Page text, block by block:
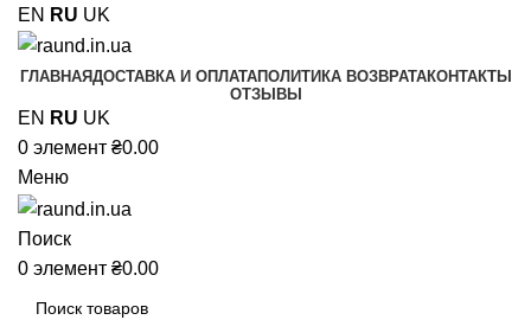
EN RU UK
ГЛАВНАЯДОСТАВКА И ОПЛАТАПОЛИТИКА ВОЗВРАТАКОНТАКТЫ
ОТЗЫВЫ
EN RU UK
0 элемент ₴0.00
Меню
Поиск
0 элемент ₴0.00